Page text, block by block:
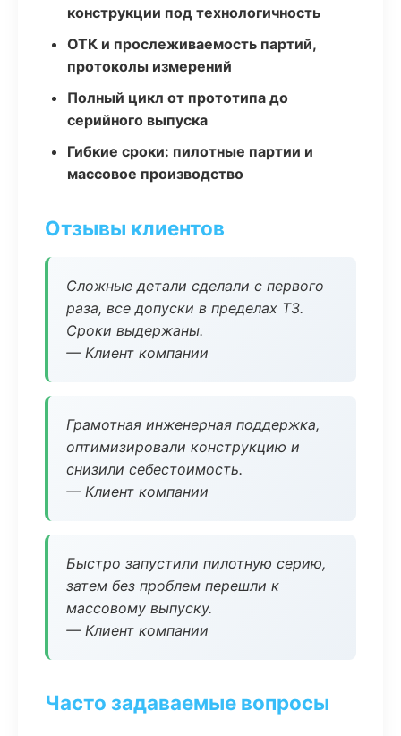
конструкции под технологичность
ОТК и прослеживаемость партий,
протоколы измерений
Полный цикл от прототипа до
серийного выпуска
Гибкие сроки: пилотные партии и
массовое производство
Отзывы клиентов
Сложные детали сделали с первого
раза, все допуски в пределах ТЗ.
Сроки выдержаны.
— Клиент компании
Грамотная инженерная поддержка,
оптимизировали конструкцию и
снизили себестоимость.
— Клиент компании
Быстро запустили пилотную серию,
затем без проблем перешли к
массовому выпуску.
— Клиент компании
Часто задаваемые вопросы